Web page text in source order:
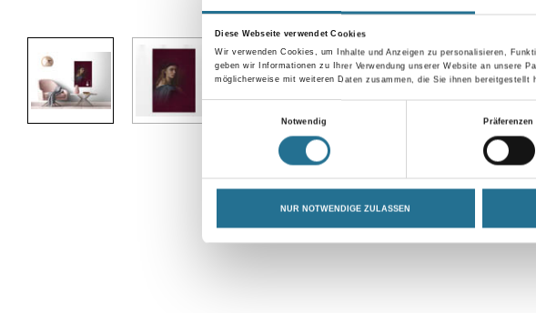
Diese Webseite verwendet Cookies
Wir verwenden Cookies, um Inhalte und Anzeigen zu personalisieren,
geben wir Informationen zu Ihrer Verwendung unserer Website an unsere
möglicherweise mit weiteren Daten zusammen, die Sie ihnen
Notwendig
Präferenzen
NUR NOTWENDIGE ZULASSEN
Abbildung ähnlich